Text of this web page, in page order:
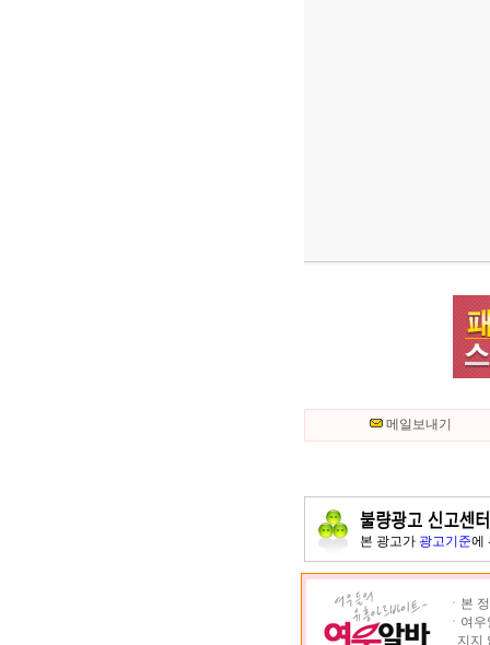
메일보내기
본 광고가 광고기준에
ㆍ본
ㆍ여
지지